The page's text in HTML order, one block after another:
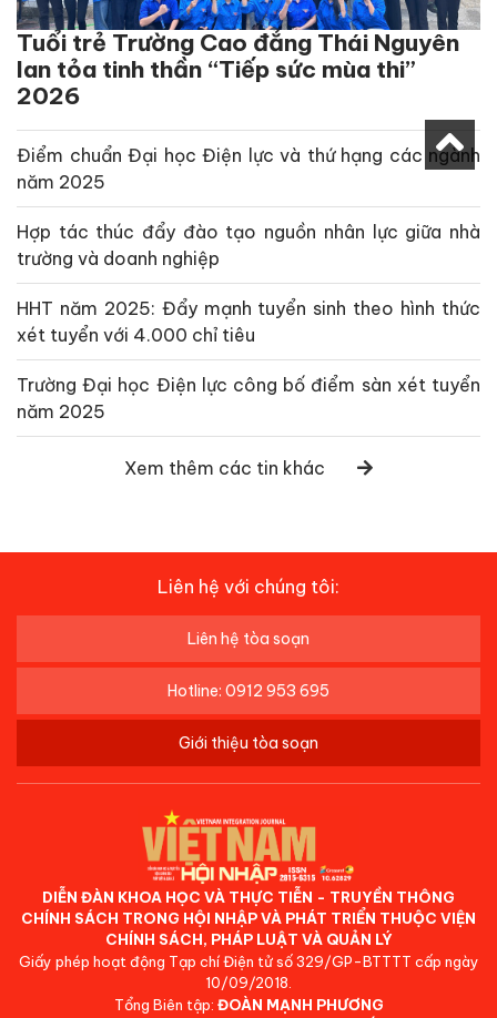
Tuổi trẻ Trường Cao đẳng Thái Nguyên
lan tỏa tinh thần “Tiếp sức mùa thi”
2026
Điểm chuẩn Đại học Điện lực và thứ hạng các ngành
năm 2025
Hợp tác thúc đẩy đào tạo nguồn nhân lực giữa nhà
trường và doanh nghiệp
HHT năm 2025: Đẩy mạnh tuyển sinh theo hình thức
xét tuyển với 4.000 chỉ tiêu
Trường Đại học Điện lực công bố điểm sàn xét tuyển
năm 2025
Xem thêm các tin khác
Liên hệ với chúng tôi:
Liên hệ tòa soạn
Hotline: 0912 953 695
Giới thiệu tòa soạn
DIỄN ĐÀN KHOA HỌC VÀ THỰC TIỄN - TRUYỀN THÔNG
CHÍNH SÁCH TRONG HỘI NHẬP VÀ PHÁT TRIỂN THUỘC VIỆN
CHÍNH SÁCH, PHÁP LUẬT VÀ QUẢN LÝ
Giấy phép hoạt động Tạp chí Điện tử số 329/GP-BTTTT cấp ngày
10/09/2018.
Tổng Biên tập: ĐOÀN MẠNH PHƯƠNG